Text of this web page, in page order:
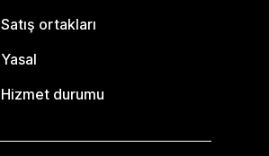
Satış ortakları
Yasal
Hizmet durumu